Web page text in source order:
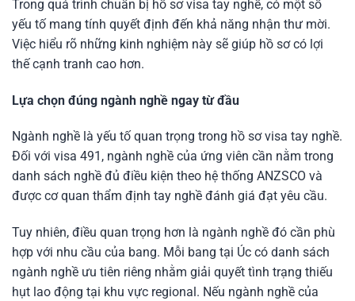
Trong quá trình chuẩn bị hồ sơ visa tay nghề, có một số
yếu tố mang tính quyết định đến khả năng nhận thư mời.
Việc hiểu rõ những kinh nghiệm này sẽ giúp hồ sơ có lợi
thế cạnh tranh cao hơn.
Lựa chọn đúng ngành nghề ngay từ đầu
Ngành nghề là yếu tố quan trọng trong hồ sơ visa tay nghề.
Đối với visa 491, ngành nghề của ứng viên cần nằm trong
danh sách nghề đủ điều kiện theo hệ thống ANZSCO và
được cơ quan thẩm định tay nghề đánh giá đạt yêu cầu.
Tuy nhiên, điều quan trọng hơn là ngành nghề đó cần phù
hợp với nhu cầu của bang. Mỗi bang tại Úc có danh sách
ngành nghề ưu tiên riêng nhằm giải quyết tình trạng thiếu
hụt lao động tại khu vực regional. Nếu ngành nghề của